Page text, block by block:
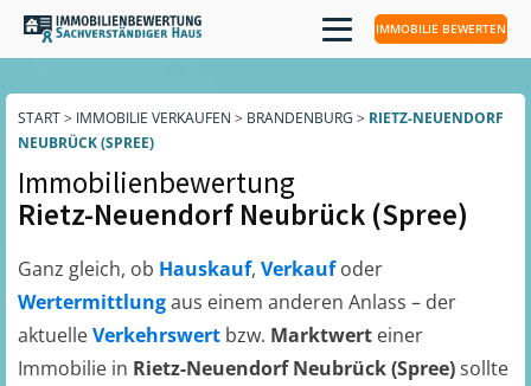
IMMOBILIE BEWERTEN
START> IMMOBILIE VERKAUFEN > BRANDENBURG > RIETZ-NEUENDORF
NEUBRÜCK (SPREE)
Immobilienbewertung
Rietz-Neuendorf Neubrück (Spree)
Ganz gleich, ob Hauskauf, Verkaufoder
Wertermittlungaus einem anderen Anlass – der
aktuelleVerkehrswert bzw. Marktwert einer
Immobilie in Rietz-Neuendorf Neubrück (Spree)sollte